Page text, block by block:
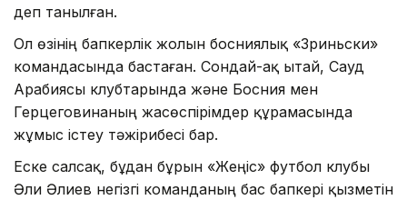
деп танылған.
Ол өзінің бапкерлік жолын босниялық «Зриньски»
командасында бастаған. Сондай-ақ Қытай, Сауд
Арабиясы клубтарында және Босния мен
Герцеговинаның жасөспірімдер құрамасында
жұмыс істеу тәжірибесі бар.
Еске салсақ, бұдан бұрын «Жеңіс» футбол клубы
Әли Әлиев негізгі команданың бас бапкері қызметін